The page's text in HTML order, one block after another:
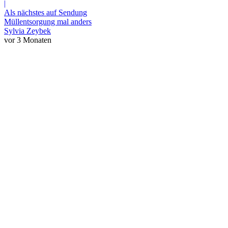
|
Als nächstes auf Sendung
Müllentsorgung mal anders
Sylvia Zeybek
vor 3 Monaten